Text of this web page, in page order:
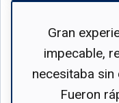
Gran
impecable,
necesitaba
Fueron